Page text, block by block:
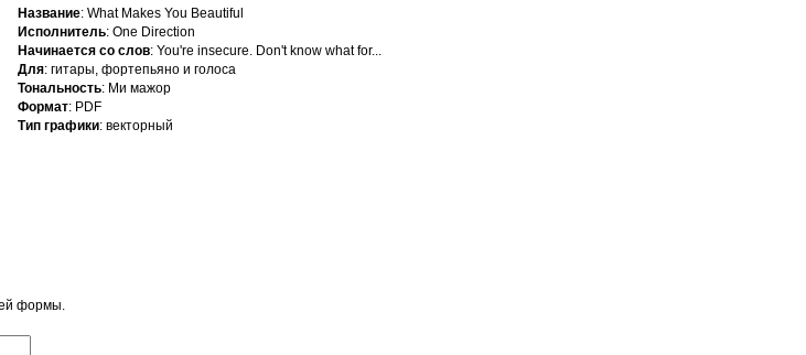
Название: What Makes You Beautiful
Исполнитель: One Direction
Начинается со слов: You're insecure. Don't know what for...
Для: гитары, фортепьяно и голоса
Тональность: Ми мажор
Формат: PDF
Тип графики: векторный
формы.